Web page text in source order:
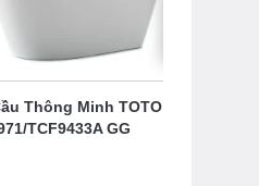
Thông Minh TOTO
TCF9433A GG